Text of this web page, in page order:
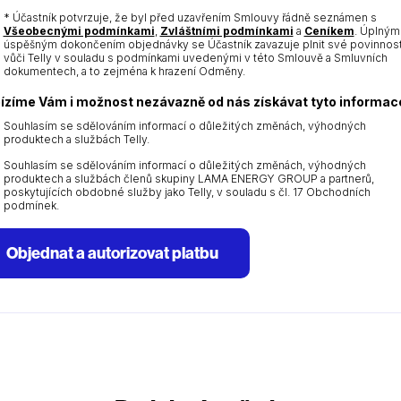
YYYY
* Účastník potvrzuje, že byl před uzavřením Smlouvy řádně seznámen s
Všeobecnými podmínkami Zvláštními podmínkami a Ceníkem .
úspěšným dokončením objednávky se Účastník zavazuje plnit své
vůči Telly v souladu s podmínkami uvedenými v této Smlouvě a Smluvních
dokumentech, a to zejména k hrazení Odměny.
Vám i možnost nezávazně od nás získávat tyto
Souhlasím se sdělováním informací o důležitých změnách, výhodných
produktech a službách Telly.
Souhlasím se sdělováním informací o důležitých změnách, výhodných
produktech a službách členů skupiny LAMA ENERGY GROUP a partnerů,
poskytujících obdobné služby jako Telly, v souladu s čl. 17 Obchodních
podmínek.
Objednat a autorizovat platbu